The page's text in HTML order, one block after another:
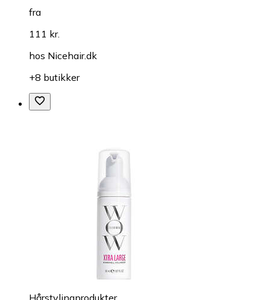
fra
111 kr.
hos Nicehair.dk
+8 butikker
Hårstylingprodukter